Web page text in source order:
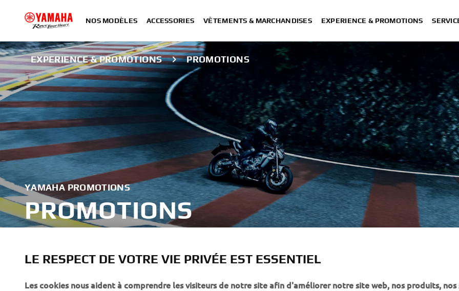
NOS MODÈLES ACCESSORIES VÊTEMENTS & MARCHANDISES EXPERIENCE & PROMOTIONS
EXPERIENCE & PROMOTIONS PROMOTIONS
YAMAHA PROMOTIONS
PROMOTIONS
LE RESPECT DE VOTRE VIE PRIVÉE EST ESSENTIEL
Les cookies nous aident à comprendre les visiteurs de notre site afin d'améliorer notre site web, nos produits, nos